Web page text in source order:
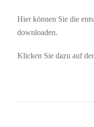
Hier können Sie die
downloaden.
Klicken Sie dazu auf